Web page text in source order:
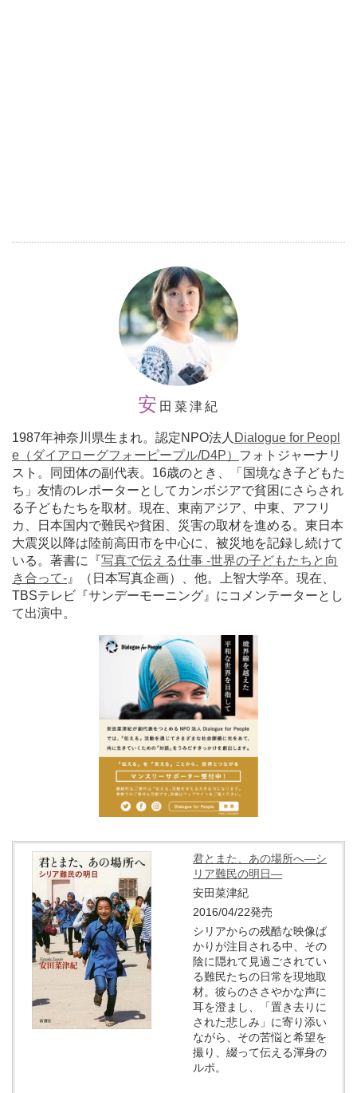
安 田菜津紀
1987年神奈川県生まれ。 認定NPO法人 Dialogue for Peopl
e（ダイアローグフォーピープル/D4P） フォトジャーナリ
スト。同団体の副代表。16歳のとき、「国境なき子どもた
ち」友情のレポーターとしてカンボジアで貧困にさらされ
る子どもたちを取材。現在、東南アジア、中東、アフリ
カ、日本国内で難民や貧困、災害の取材を進める。東日本
大震災以降は陸前高田市を中心に、被災地を記録し続けて
いる。著書に『写真で伝える仕事 -世界の子どもたちと向
き合って- 』（日本写真企画）、他。上智大学卒。現在、
TBSテレビ『サンデーモーニング』にコメンテーターとし
て出演中。
君とまた、あの場所へ―シ
リア難民の明日―
安田菜津紀
2016/04/22発売
シリアからの残酷な映像ば
かりが注目される中、その
陰に隠れて見過ごされてい
る難民たちの日常を現地取
材。彼らのささやかな声に
耳を澄まし、「置き去りに
された悲しみ」に寄り添い
ながら、その苦悩と希望を
撮り、綴って伝える渾身の
ルポ。